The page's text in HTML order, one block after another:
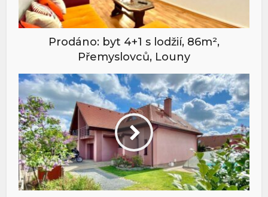
Prodáno: byt 4+1 s lodžií, 86m²,
Přemyslovců, Louny